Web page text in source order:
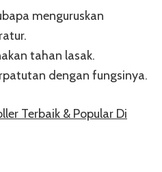
menguruskan
tahan lasak.
dengan fungsinya.
Terbaik & Popular Di